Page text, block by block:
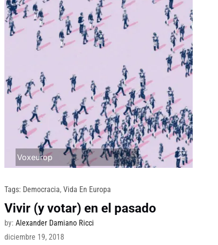
Voxeurop
Tags: Democracia,Vida En Europa
Vivir (y votar) en el pasado
by:Alexander Damiano Ricci
diciembre 19, 2018